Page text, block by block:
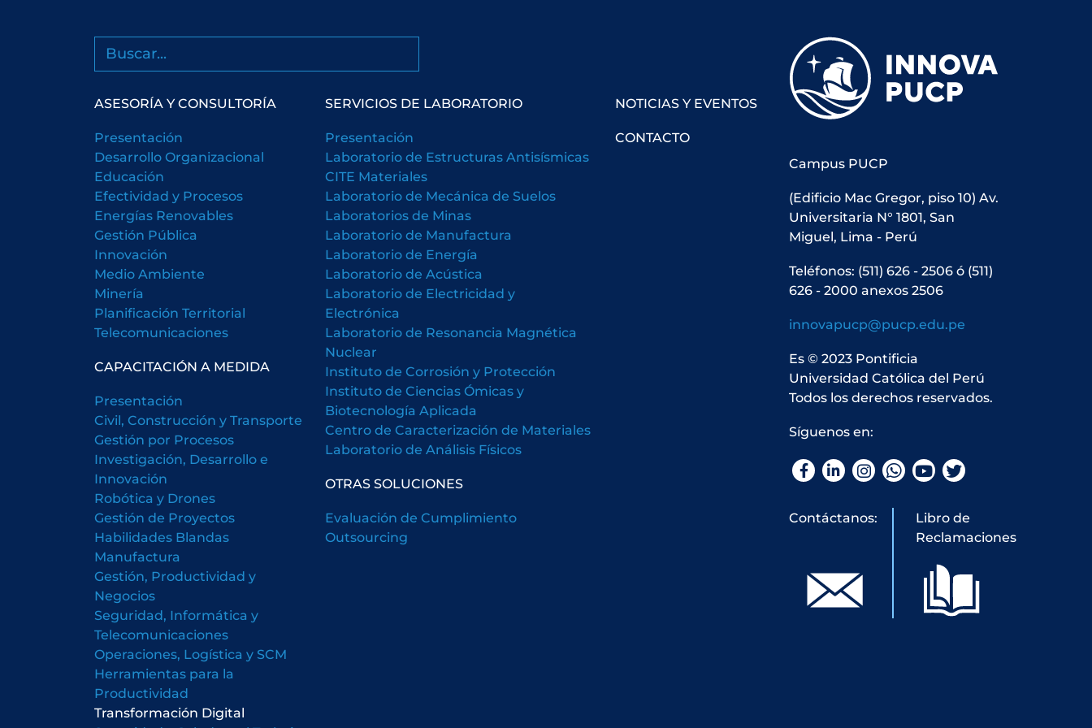
Buscar
ASESORÍA Y CONSULTORÍA
Presentación
Desarrollo Organizacional
Educación
Efectividad y Procesos
Energías Renovables
Gestión Pública
Innovación
Medio Ambiente
Minería
Planificación Territorial
Telecomunicaciones
CAPACITACIÓN A MEDIDA
Presentación
Civil, Construcción y Transporte
Gestión por Procesos
Investigación, Desarrollo e
Innovación
Robótica y Drones
Gestión de Proyectos
Habilidades Blandas
Manufactura
Gestión, Productividad y
Negocios
Seguridad, Informática y
Telecomunicaciones
Operaciones, Logística y SCM
Herramientas para la
Productividad
Transformación Digital
SERVICIOS DE LABORATORIO
Presentación
Laboratorio de Estructuras Antisísmicas
CITE Materiales
Laboratorio de Mecánica de Suelos
Laboratorios de Minas
Laboratorio de Manufactura
Laboratorio de Energía
Laboratorio de Acústica
Laboratorio de Electricidad y
Electrónica
Laboratorio de Resonancia Magnética
Nuclear
Instituto de Corrosión y Protección
Instituto de Ciencias Ómicas y
Biotecnología Aplicada
Centro de Caracterización de Materiales
Laboratorio de Análisis Físicos
OTRAS SOLUCIONES
Evaluación de Cumplimiento
Outsourcing
NOTICIAS Y EVENTOS
CONTACTO
Campus PUCP
(Edificio Mac Gregor, piso 10) Av.
Universitaria N° 1801, San
Miguel, Lima - Perú
Teléfonos: (511) 626 - 2506 ó (511)
626 - 2000 anexos 2506
innovapucp@pucp.edu.pe
Es © 2023 Pontificia
Universidad Católica del Perú
Todos los derechos reservados.
Síguenos en:
Facebook
LinkedInInstagram
WhatsApp
YouTubeTwitter
Contáctanos:
Libro de
Reclamaciones